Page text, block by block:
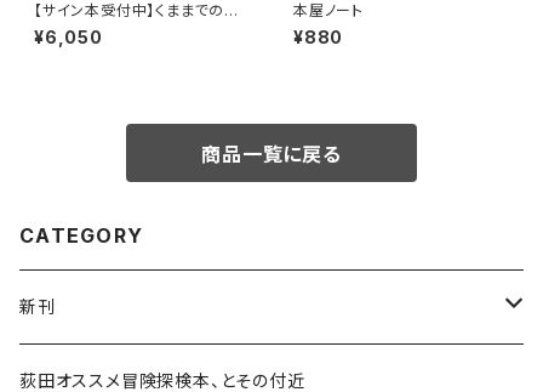
【サイン本受付中】くままでのお
さらい〈特装新版〉
¥6,050
本屋ノート
¥880
商品一覧に戻る
CATEGORY
新刊
和書
荻田オススメ冒険探検本、とその付近